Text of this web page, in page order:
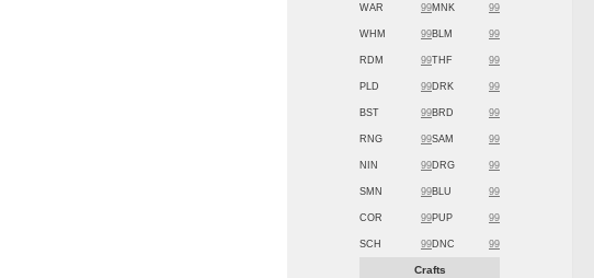
WAR 99MNK 99
WHM 99BLM 99
RDM 99THF 99
PLD 99DRK 99
BST 99BRD 99
RNG 99SAM 99
NIN 99DRG 99
SMN 99BLU 99
COR 99PUP 99
SCH 99DNC 99
Crafts